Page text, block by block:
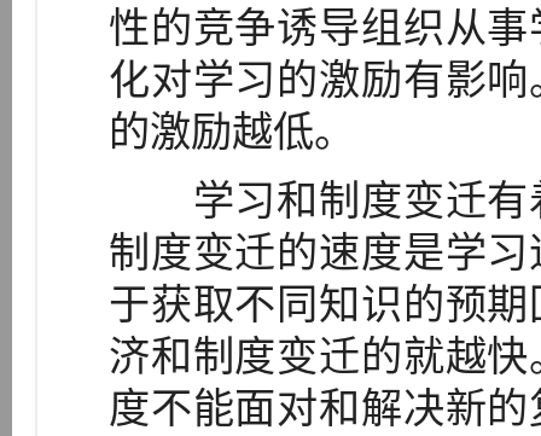
性的竞争诱导组织从
化对学习的激励有影
的激励越低。
学习和制度变迁有
制度变迁的速度是学
于获取不同知识的预
济和制度变迁的就越
度不能面对和解决新